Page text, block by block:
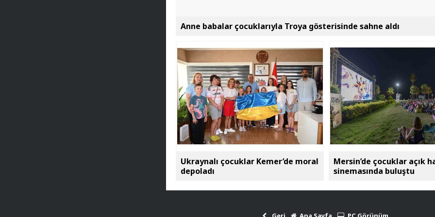
Anne babalar çocuklarıyla Troya gösterisinde sahne aldı
Ukraynalı çocuklar Kemer’de moral
depoladı
Mersin’de çocuklar açık
sinemasında buluştu